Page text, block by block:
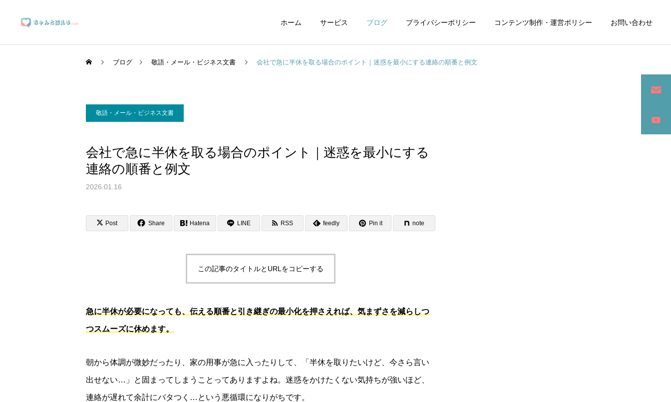
ホーム サービス ブログ プライバシーポリシー コンテンツ制作・運営ポリシー お問い合わせ
ブランディングサポート
マーケティングサポート
ブログ 敬語・メール・ビジネス文書 会社で急に半休を取る場合のポイント｜迷惑を最小にする連絡の順番と例文
敬語・メール・ビジネス文書
会社で急に半休を取る場合のポイント｜迷惑を最小にする
連絡の順番と例文
2026.01.16
Post Share Hatena LINE RSS feedly Pin it note
この記事のタイトルとURLをコピーする
急に半休が必要になっても、 伝える順番と引き継ぎの最小化を押さえれば、気まずさを減らしつ
つスムーズに休めます。
朝から体調が微妙だったり、家の用事が急に入ったりして、「半休を取りたいけど、今さら言い
出せない…」と固まってしまうことってありますよね。迷惑をかけたくない気持ちが強いほど、
連絡が遅れて余計にバタつく…という悪循環になりがちです。